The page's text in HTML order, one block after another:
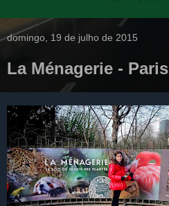
domingo, 19 de julho de 2015
La Ménagerie - Paris